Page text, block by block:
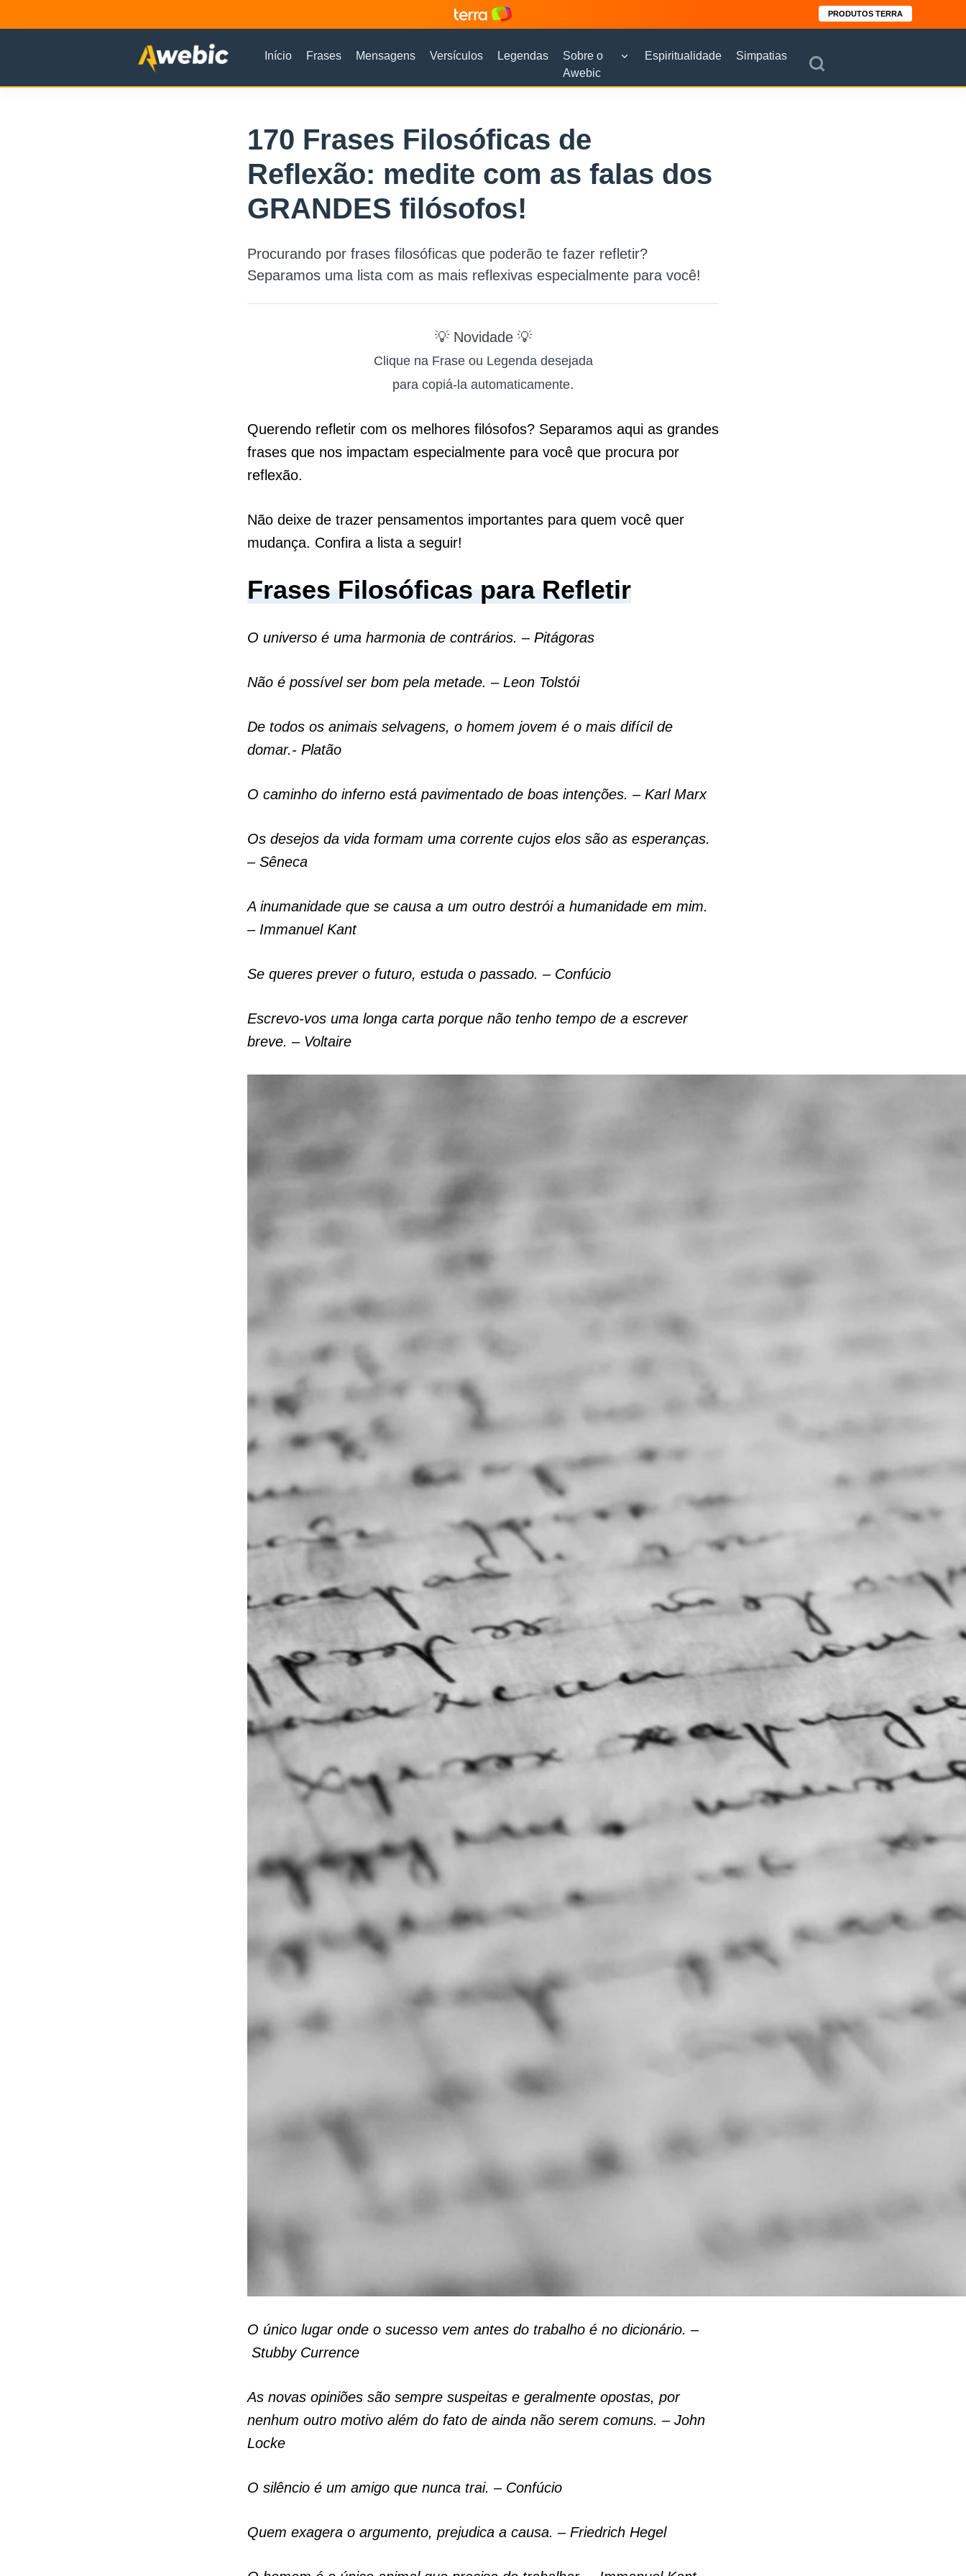
PRODUTOS TERRA
Início Frases Mensagens Versículos Legendas
Sobre o
Awebic
Espiritualidade Simpatias
170 Frases Filosóficas de
Reflexão: medite com as falas dos
GRANDES filósofos!
Procurando por frases filosóficas que poderão te fazer refletir?
Separamos uma lista com as mais reflexivas especialmente para você!
💡 Novidade 💡
Clique na Frase ou Legenda desejada
para copiá-la automaticamente.
Querendo refletir com os melhores filósofos? Separamos aqui as grandes
frases que nos impactam especialmente para você que procura por
reflexão.
Não deixe de trazer pensamentos importantes para quem você quer
mudança. Confira a lista a seguir!
Frases Filosóficas para Refletir
O universo é uma harmonia de contrários. – Pitágoras
Não é possível ser bom pela metade. – Leon Tolstói
De todos os animais selvagens, o homem jovem é o mais difícil de
domar.- Platão
O caminho do inferno está pavimentado de boas intenções. – Karl Marx
Os desejos da vida formam uma corrente cujos elos são as esperanças.
– Sêneca
A inumanidade que se causa a um outro destrói a humanidade em mim.
– Immanuel Kant
Se queres prever o futuro, estuda o passado. – Confúcio
Escrevo-vos uma longa carta porque não tenho tempo de a escrever
breve. – Voltaire
O único lugar onde o sucesso vem antes do trabalho é no dicionário. –
Stubby Currence
As novas opiniões são sempre suspeitas e geralmente opostas, por
nenhum outro motivo além do fato de ainda não serem comuns. – John
Locke
O silêncio é um amigo que nunca trai. – Confúcio
Quem exagera o argumento, prejudica a causa. – Friedrich Hegel